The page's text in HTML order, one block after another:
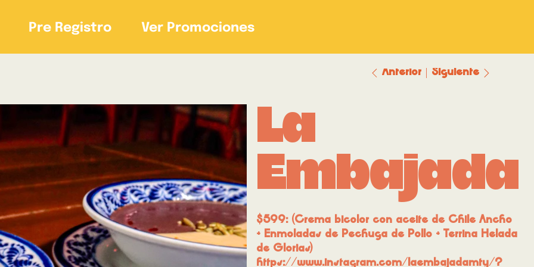
Pre Registro Ver Promociones
Anterior Siguiente
La
Embajada
$599: (Crema bicolor con aceite de Chile Ancho
+ Enmoladas de Pechuga de Pollo + Terrina Helada
de Glorias)
https://www.instagram.com/laembajadamty/?